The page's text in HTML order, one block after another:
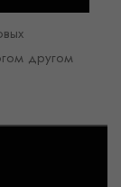
другом